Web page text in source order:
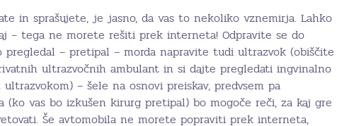
in sprašujete, je jasno, da vas to nekoliko vznemirja. Lahko
– tega ne morete rešiti prek interneta! Odpravite se do
pregledal – pretipal – morda napravite tudi ultrazvok (obiščite
ultrazvočnih ambulant in si dajte pregledati ingvinalno
– šele na osnovi preiskav, predvsem pa
(ko vas bo izkušen kirurg pretipal) bo mogoče reči, za kaj gre
Še avtomobila ne morete popraviti prek interneta,